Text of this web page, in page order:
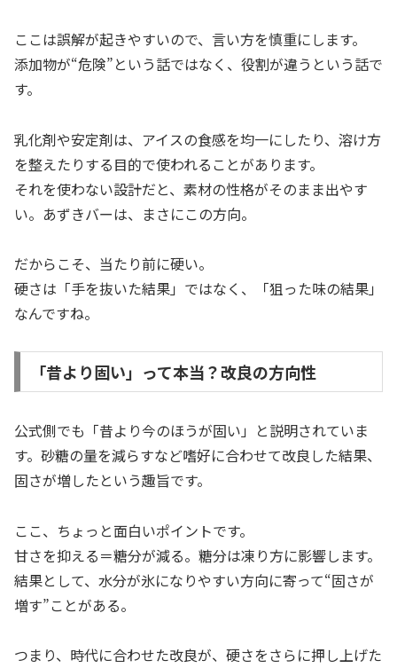
ここは誤解が起きやすいので、言い方を慎重にします。
添加物が“危険”という話ではなく、役割が違うという話で
す。
乳化剤や安定剤は、アイスの食感を均一にしたり、溶け方
を整えたりする目的で使われることがあります。
それを使わない設計だと、素材の性格がそのまま出やす
い。あずきバーは、まさにこの方向。
だからこそ、当たり前に硬い。
硬さは「手を抜いた結果」ではなく、「狙った味の結果」
なんですね。
「昔より固い」って本当？改良の方向性
公式側でも「昔より今のほうが固い」と説明されていま
す。砂糖の量を減らすなど嗜好に合わせて改良した結果、
固さが増したという趣旨です。
ここ、ちょっと面白いポイントです。
甘さを抑える＝糖分が減る。糖分は凍り方に影響します。
結果として、水分が氷になりやすい方向に寄って“固さが
増す”ことがある。
つまり、時代に合わせた改良が、硬さをさらに押し上げた